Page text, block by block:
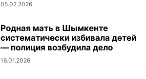
05.02.2026
Родная мать в Шымкенте
систематически избивала детей
— полиция возбудила дело
16.01.2026